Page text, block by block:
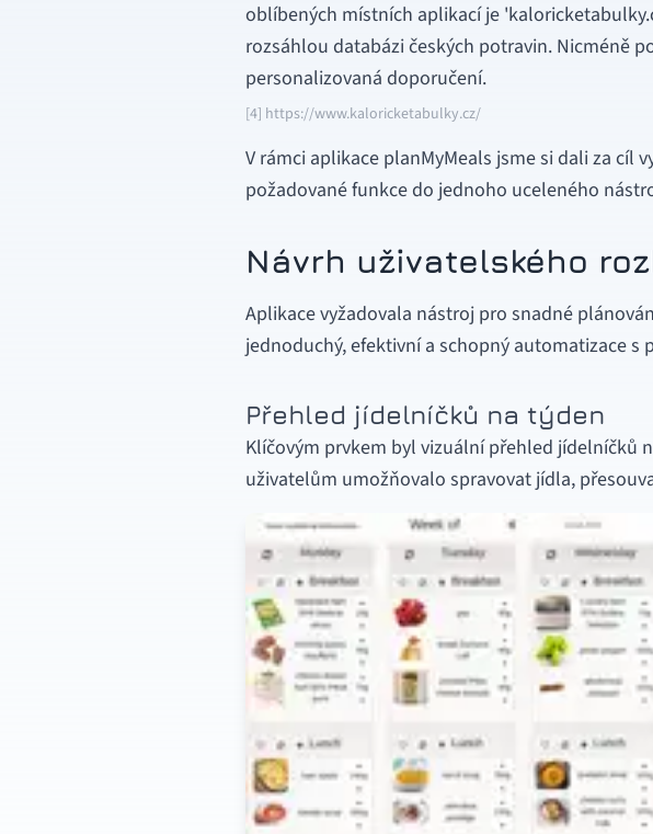
oblíbených místních aplikací je
rozsáhlou databázi českých potravin. Nicméně
personalizovaná doporučení.
[4] https://www.kaloricketabulky.cz/
V rámci aplikace planMyMeals jsme si dali za
požadované funkce do jednoho uceleného
Návrh uživatelského
Aplikace vyžadovala nástroj pro snadné
jednoduchý, efektivní a schopný automatizace
Přehled jídelníčků na týden
Klíčovým prvkem byl vizuální přehled jídelníčků
uživatelům umožňovalo spravovat jídla,